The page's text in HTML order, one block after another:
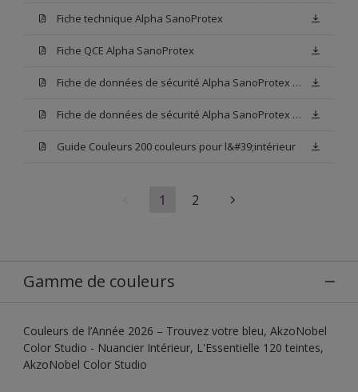
Fiche technique Alpha SanoProtex
Fiche QCE Alpha SanoProtex
Fiche de données de sécurité Alpha SanoProtex Base W05
Fiche de données de sécurité Alpha SanoProtex Base N00
Guide Couleurs 200 couleurs pour l&#39;intérieur
1 2
Gamme de couleurs
Couleurs de l’Année 2026 – Trouvez votre bleu, AkzoNobel
Color Studio - Nuancier Intérieur, L'Essentielle 120 teintes,
AkzoNobel Color Studio